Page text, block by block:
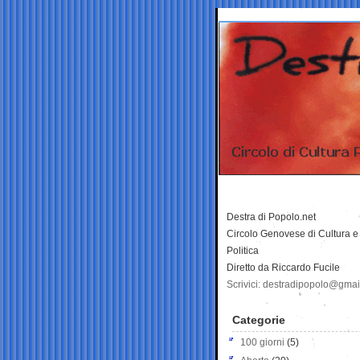
Destra di Popolo.net
Circolo Genovese di Cultura e
Politica
Diretto da Riccardo Fucile
Scrivici:
Categorie
100 giorni (5)